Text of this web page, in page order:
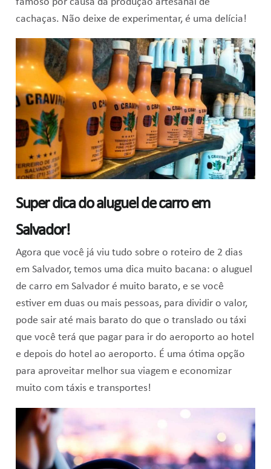
cachaças. Não deixe de experimentar, é uma delícia!
Super dica do aluguel de carro em
Salvador!
Agora que você já viu tudo sobre o roteiro de 2 dias
em Salvador, temos uma dica muito bacana: o aluguel
de carro em Salvador é muito barato, e se você
estiver em duas ou mais pessoas, para dividir o valor,
pode sair até mais barato do que o translado ou táxi
que você terá que pagar para ir do aeroporto ao hotel
e depois do hotel ao aeroporto. É uma ótima opção
para aproveitar melhor sua viagem e economizar
muito com táxis e transportes!